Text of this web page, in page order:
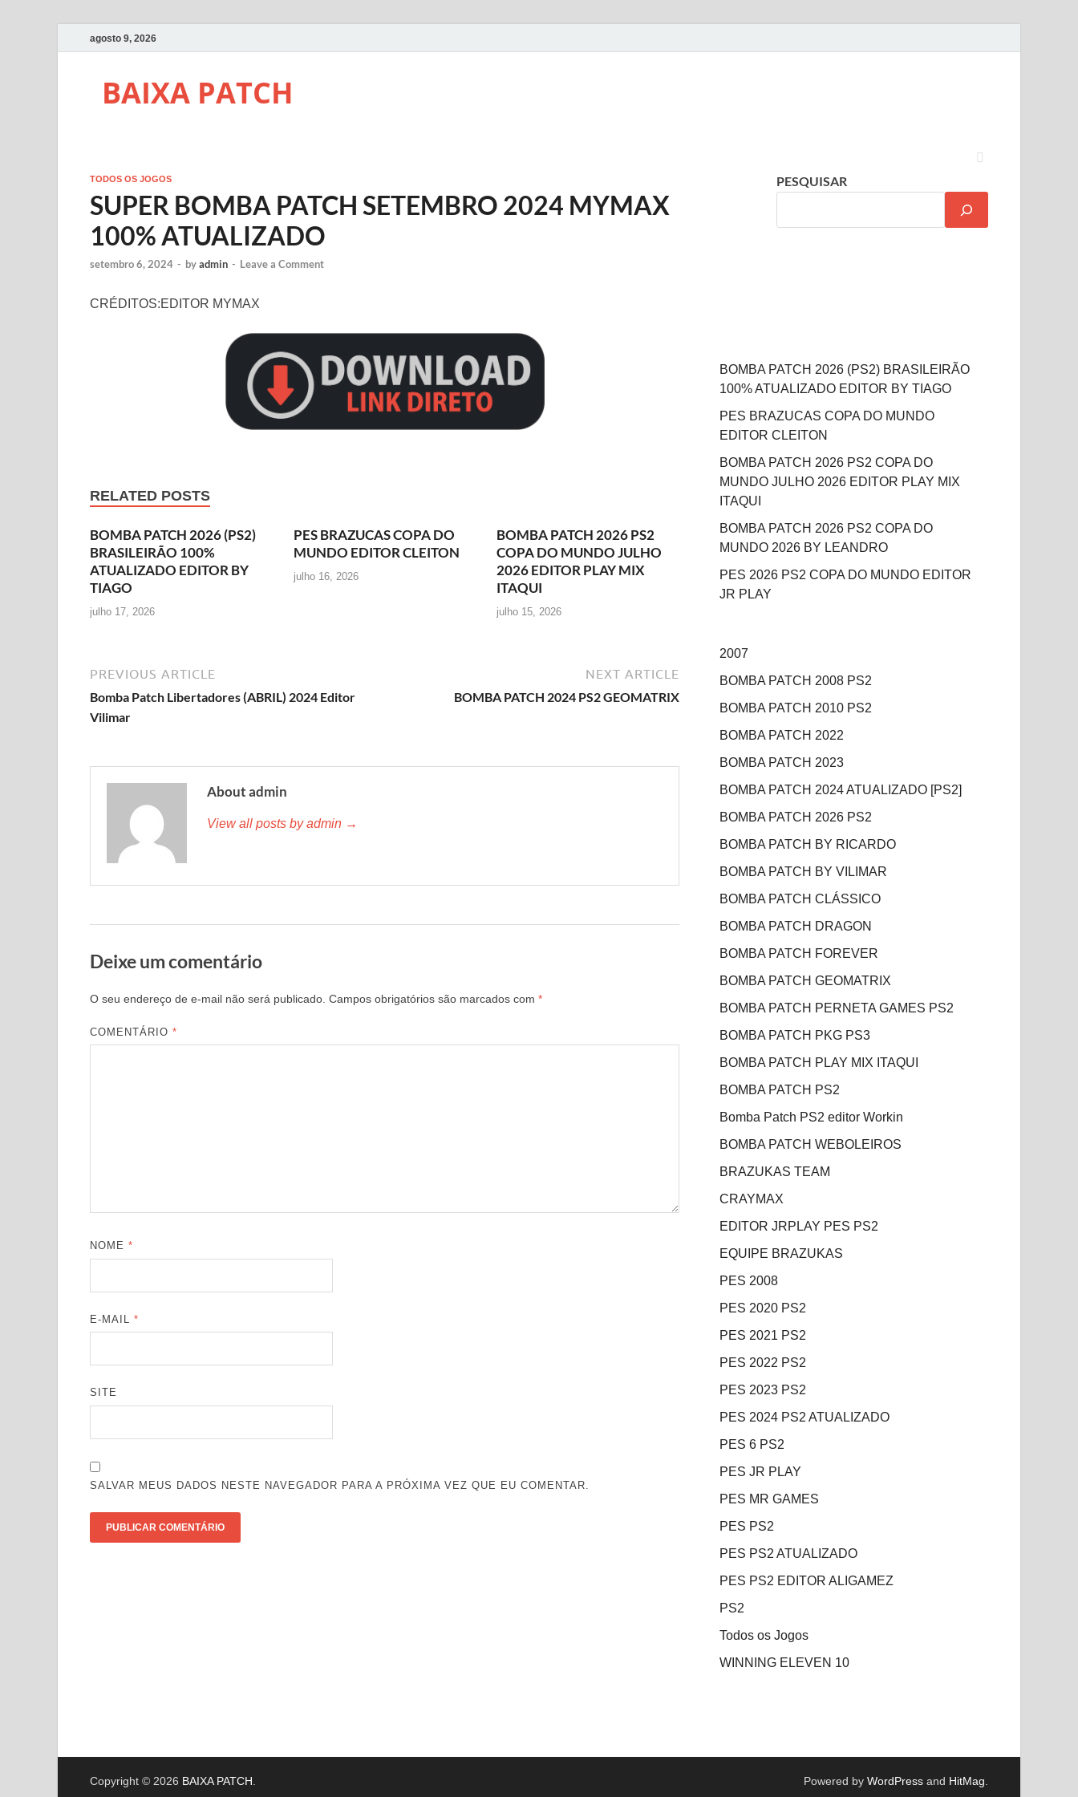
agosto 9, 2026
BAIXA PATCH
TODOS OS JOGOS
SUPER BOMBA PATCH SETEMBRO 2024 MYMAX
100% ATUALIZADO
setembro 6, 2024 - byadmin - Leave a Comment
CRÉDITOS:EDITOR MYMAX
RELATED POSTS
BOMBA PATCH 2026 (PS2)
BRASILEIRÃO 100%
ATUALIZADO EDITOR BY
TIAGO
julho 17, 2026
PES BRAZUCAS COPA DO
MUNDO EDITOR CLEITON
julho 16, 2026
BOMBA PATCH 2026 PS2
COPA DO MUNDO JULHO
2026 EDITOR PLAY MIX
ITAQUI
julho 15, 2026
PREVIOUS ARTICLE
Bomba Patch Libertadores (ABRIL) 2024 Editor
Vilimar
NEXT ARTICLE
BOMBA PATCH 2024 PS2 GEOMATRIX
About admin
View all posts by admin →
Deixe um comentário
O seu endereço de e-mail não será publicado. Campos obrigatórios são marcados com *
COMENTÁRIO*
NOME*
E-MAIL*
SITE
SALVAR MEUS DADOS NESTE NAVEGADOR PARA A PRÓXIMA VEZ QUE EU COMENTAR.
PESQUISAR
BOMBA PATCH 2026 (PS2) BRASILEIRÃO
100% ATUALIZADO EDITOR BY TIAGO
PES BRAZUCAS COPA DO MUNDO
EDITOR CLEITON
BOMBA PATCH 2026 PS2 COPA DO
MUNDO JULHO 2026 EDITOR PLAY MIX
ITAQUI
BOMBA PATCH 2026 PS2 COPA DO
MUNDO 2026 BY LEANDRO
PES 2026 PS2 COPA DO MUNDO EDITOR
JR PLAY
2007
BOMBA PATCH 2008 PS2
BOMBA PATCH 2010 PS2
BOMBA PATCH 2022
BOMBA PATCH 2023
BOMBA PATCH 2024 ATUALIZADO [PS2]
BOMBA PATCH 2026 PS2
BOMBA PATCH BY RICARDO
BOMBA PATCH BY VILIMAR
BOMBA PATCH CLÁSSICO
BOMBA PATCH DRAGON
BOMBA PATCH FOREVER
BOMBA PATCH GEOMATRIX
BOMBA PATCH PERNETA GAMES PS2
BOMBA PATCH PKG PS3
BOMBA PATCH PLAY MIX ITAQUI
BOMBA PATCH PS2
Bomba Patch PS2 editor Workin
BOMBA PATCH WEBOLEIROS
BRAZUKAS TEAM
CRAYMAX
EDITOR JRPLAY PES PS2
EQUIPE BRAZUKAS
PES 2008
PES 2020 PS2
PES 2021 PS2
PES 2022 PS2
PES 2023 PS2
PES 2024 PS2 ATUALIZADO
PES 6 PS2
PES JR PLAY
PES MR GAMES
PES PS2
PES PS2 ATUALIZADO
PES PS2 EDITOR ALIGAMEZ
PS2
Todos os Jogos
WINNING ELEVEN 10
Copyright © 2026 BAIXA PATCH Powered by WordPress and HitMag